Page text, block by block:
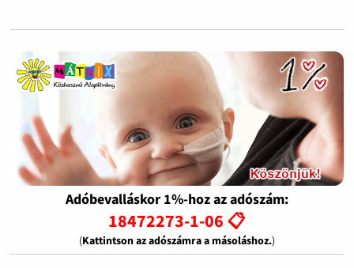
Adóbevalláskor 1%-hoz az adószám:
18472273-1-06 📋
(Kattintson az adószámra a másoláshoz.)